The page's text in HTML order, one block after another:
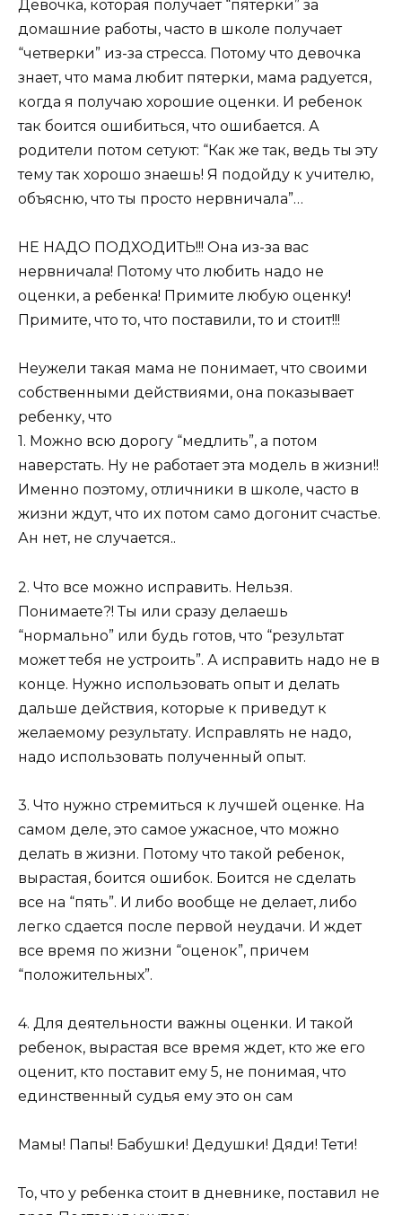
Девочка, которая получает “пятерки” за
домашние работы, часто в школе получает
“четверки” из-за стресса. Потому что девочка
знает, что мама любит пятерки, мама радуется,
когда я получаю хорошие оценки. И ребенок
так боится ошибиться, что ошибается. А
родители потом сетуют: “Как же так, ведь ты эту
тему так хорошо знаешь! Я подойду к учителю,
объясню, что ты просто нервничала”…
НЕ НАДО ПОДХОДИТЬ!!! Она из-за вас
нервничала! Потому что любить надо не
оценки, а ребенка! Примите любую оценку!
Примите, что то, что поставили, то и стоит!!!
Неужели такая мама не понимает, что своими
собственными действиями, она показывает
ребенку, что
1. Можно всю дорогу “медлить”, а потом
наверстать. Ну не работает эта модель в жизни!!
Именно поэтому, отличники в школе, часто в
жизни ждут, что их потом само догонит счастье.
Ан нет, не случается..
2. Что все можно исправить. Нельзя.
Понимаете?! Ты или сразу делаешь
“нормально” или будь готов, что “результат
может тебя не устроить”. А исправить надо не в
конце. Нужно использовать опыт и делать
дальше действия, которые к приведут к
желаемому результату. Исправлять не надо,
надо использовать полученный опыт.
3. Что нужно стремиться к лучшей оценке. На
самом деле, это самое ужасное, что можно
делать в жизни. Потому что такой ребенок,
вырастая, боится ошибок. Боится не сделать
все на “пять”. И либо вообще не делает, либо
легко сдается после первой неудачи. И ждет
все время по жизни “оценок”, причем
“положительных”.
4. Для деятельности важны оценки. И такой
ребенок, вырастая все время ждет, кто же его
оценит, кто поставит ему 5, не понимая, что
единственный судья ему это он сам
Мамы! Папы! Бабушки! Дедушки! Дяди! Тети!
То, что у ребенка стоит в дневнике, поставил не